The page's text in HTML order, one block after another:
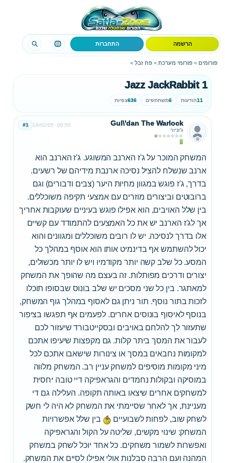
הרשמה התחברות
פורומים > פורומי מערכת > פח זבל >
Jazz JackRabbit 1
11הודעות 6משתתפים 636צפיות
Gul\'dan The Warlock
ג'וניור
19/02/05 00:50
#1
המשחק המוכר על ג'ז הארנב המשוגע. ג'ז הארנב הוא
ארנב שנשלח להציל נסיכה ארנבת מידיהם של רשעים.
בדרך, ג'ז פוגש במגוון מחיות היער (צבים ודבורים) וגם
ברובוטים וביצורים מוזרים עם אמצעי תקיפה משוכללים.
בין שלל האויבים, הוא אפילו פוגש בעיניים שעוקבות אחריך
אך לג'ז הארנב יש את כל האמצעים להתמודד עם קשיים
אלו בדרך לנסיכה. יש לו רובים משוכללים ומגוונים והוא
יכול להשתמש אף בדינמיט אותו הוא אוסף במהלך כל
המסע. כל שלב קשה יותר מקודמיו ויש לו יותר מכשולים,
יצורים ודרכים מפותלות. זה בעצם מה שהופך את המשחק
למאתגר. בין כל שני מסכים יש שלב בונוס שבסופו תוכלו
לזכות בתור נוסף. תור ניתן גם לאסוף במהלך גוף המשחק,
בנוסף לאיסוף בונוסים אחרים. לפעמים אף תפגשו בציפור
שתעזור לך להלחם באויבים ובסקייטבורד שיעזור לכם
לעבור את המסך ביתר קלות. גם מקפצות שיעיפו אתכם
למקומות נחבאים במסך או צינורות שישאבו אתכם לכל
מיני מקומות מוסיפים למשחק עניין רב. המשחק מלווה
במוסיקה ובקולות נחמדים והגראפיקה דיי טובה יחסית
למשחקים אחרים שיצאו באותה תקופה. העלילה גם די
מעניינת, אך לאחר שסיימתי את המשחק לא היה לי חשק
לשחק שוב, לפחות לשבועיים
בין שלל אפשרויות
המשחק: שינוי מקשים, שליטה על הקול והגראפיקה
ואפשרות לשמור משחקים. כל אחד יוכל לשחק במשחק
המהנה ועם הרבה סבלנות אולי אפילו לסיים את המשחק.